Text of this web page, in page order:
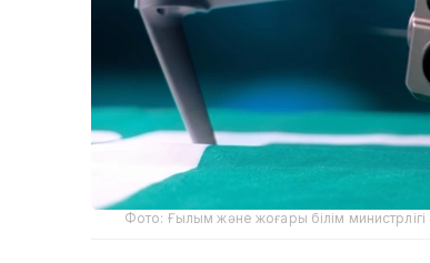
Фото: Ғылым және жоғары білім министрлігі